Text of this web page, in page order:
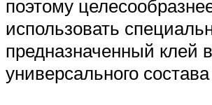
поэтому
использовать
предназначенный клей
универсального состава